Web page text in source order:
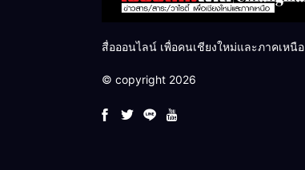
สื่อออนไลน์ เพื่อคนเชียงใหม่และภาคเหนือ
© copyright 2026